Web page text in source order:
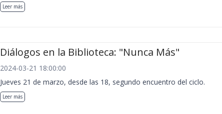
Leer más
Diálogos en la Biblioteca: "Nunca Más"
2024-03-21 18:00:00
Jueves 21 de marzo, desde las 18, segundo encuentro del ciclo.
Leer más